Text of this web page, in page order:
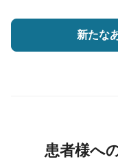
新たな
患者様へ